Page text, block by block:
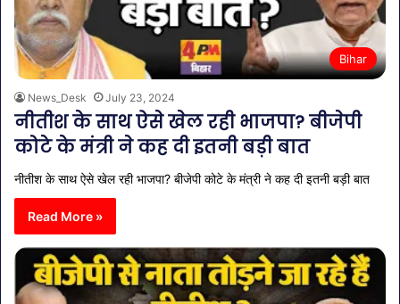
Bihar
News_Desk July 23, 2024
नीतीश के साथ ऐसे खेल रही भाजपा? बीजेपी
कोटे के मंत्री ने कह दी इतनी बड़ी बात
नीतीश के साथ ऐसे खेल रही भाजपा? बीजेपी कोटे के मंत्री ने कह दी इतनी बड़ी बात
Read More »